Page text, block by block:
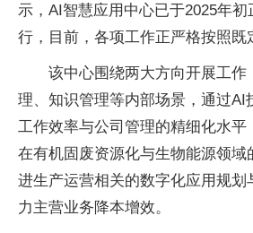
示，AI智慧应用中心已于2025年
行，目前，各项工作正严格按照既
该中心围绕两大方向开展工作
理、知识管理等内部场景，通过AI
工作效率与公司管理的精细化水平
在有机固废资源化与生物能源领域
进生产运营相关的数字化应用规划
力主营业务降本增效。